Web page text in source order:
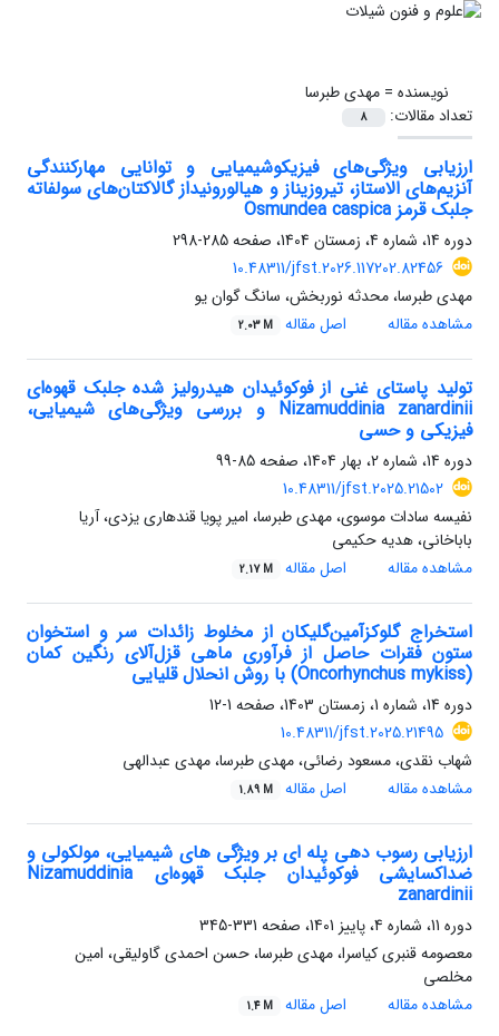
نویسنده =مهدی طبرسا
تعداد مقالات:
8
ارزیابی ویژگی‌های فیزیکوشیمیایی و توانایی مهارکنندگی
آنزیم‌های الاستاز، تیروزیناز و هیالورونیداز گالاکتان‌های سولفاته
جلبک قرمز Osmundea caspica
دوره 14، شماره 4، زمستان 1404، صفحه
285-298
10.48311/jfst.2026.117202.82456
مهدی طبرسا، محدثه نوربخش، سانگ گوان یو
مشاهده مقاله
اصل مقاله 2.03 M
تولید پاستای غنی از فوکوئیدان هیدرولیز شده جلبک قهوه‌ای
Nizamuddinia zanardinii و بررسی ویژگی‌های شیمیایی،
فیزیکی و حسی
دوره 14، شماره 2، بهار 1404، صفحه
85-99
10.48311/jfst.2025.21502
نفیسه سادات موسوی، مهدی طبرسا، امیر پویا قندهاری یزدی، آریا
باباخانی، هدیه حکیمی
مشاهده مقاله
اصل مقاله 2.17 M
استخراج گلوکزآمین‌گلیکان از مخلوط زائدات سر و استخوان
ستون فقرات حاصل از فرآوری ماهی قزل‌آلای رنگین کمان
(Oncorhynchus mykiss) با روش انحلال قلیایی
دوره 14، شماره 1، زمستان 1403، صفحه
1-12
10.48311/jfst.2025.21495
شهاب نقدی، مسعود رضائی، مهدی طبرسا، مهدی عبدالهی
مشاهده مقاله
اصل مقاله 1.89 M
ارزیابی رسوب دهی پله ای بر ویژگی های شیمیایی، مولکولی و
ضداکسایشی فوکوئیدان جلبک قهوه‌ای Nizamuddinia
zanardinii
دوره 11، شماره 4، پاییز 1401، صفحه
331-345
معصومه قنبری کیاسرا، مهدی طبرسا، حسن احمدی گاولیقی، امین
مخلصی
مشاهده مقاله
اصل مقاله 1.4 M